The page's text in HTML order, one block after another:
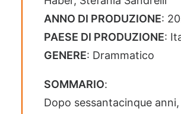
ANNO DI PRODUZIONE:
PAESE DI PRODUZIONE:
GENERE: Drammatico
SOMMARIO:
Dopo sessantacinque